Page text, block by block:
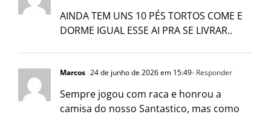
AINDA TEM UNS 10 PÉS TORTOS COME E
DORME IGUAL ESSE AI PRA SE LIVRAR..
Marcos 24 de junho de 2026 em 15:49- Responder
Sempre jogou com raca e honrou a
camisa do nosso Santastico, mas como